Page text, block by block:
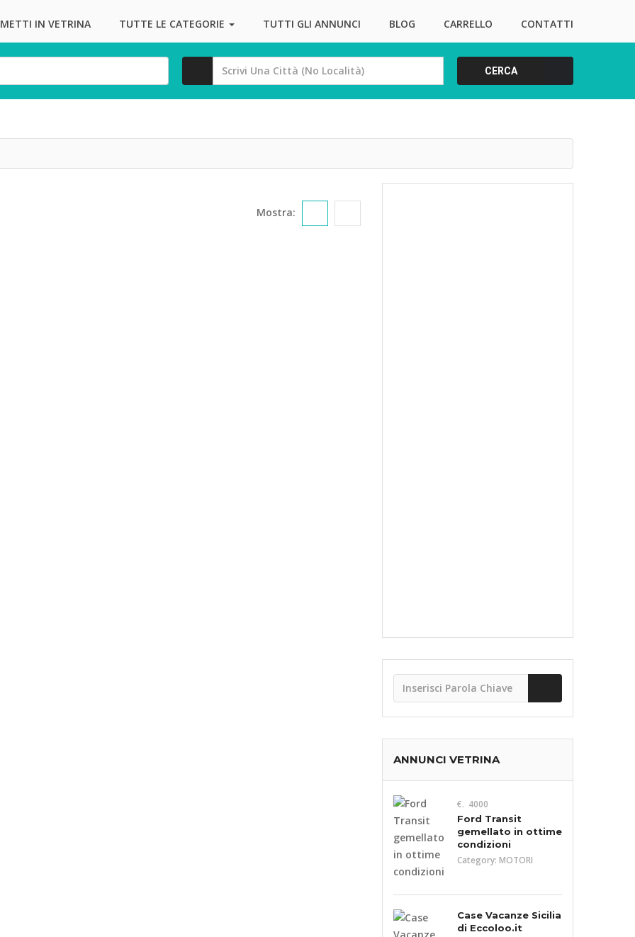
METTI IN VETRINA TUTTE LE CATEGORIE TUTTI GLI ANNUNCI BLOG CARRELLO CONTATTI
CERCA
Mostra:
ANNUNCI VETRINA
€. 4000
Ford Transit
gemellato in ottime
condizioni
Category: MOTORI
Case Vacanze Sicilia
di Eccoloo.it